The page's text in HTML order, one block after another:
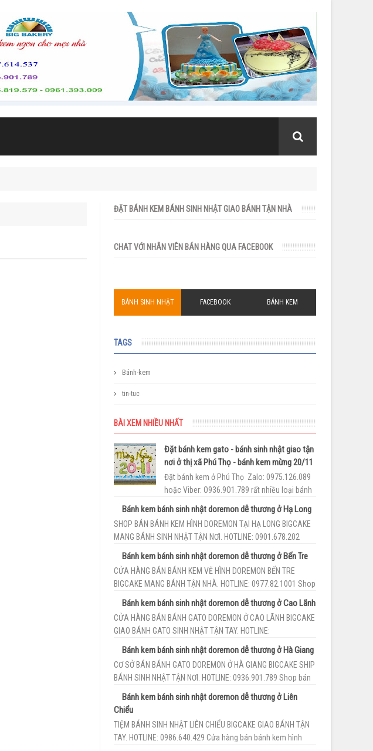
ĐẶT BÁNH KEM BÁNH SINH NHẬT GIAO BÁNH TẬN NHÀ
CHAT VỚI NHÂN VIÊN BÁN HÀNG QUA FACEBOOK
BÁNH SINH NHẬT FACEBOOK BÁNH KEM
TAGS
Bánh-kem
tin-tuc
BÀI XEM NHIỀU NHẤT
Đặt bánh kem gato - bánh sinh nhật giao tận
nơi ở thị xã Phú Thọ - bánh kem mừng 20/11
Đặt bánh kem ở Phú Thọ Zalo: 0975.126.089
hoặc Viber: O936.9O1.789 rất nhiều loại bánh
sinh nhật ngộ nghĩnh để bạn có thể làm cho
Bánh kem bánh sinh nhật doremon dễ thương ở Hạ Long
SHOP BÁN BÁNH KEM HÌNH DOREMON TẠI HẠ LONG BIGCAKE
MANG BÁNH SINH NHẬT TẬN NƠI. HOTLINE: 0901.678.202
Bánh kem bánh sinh nhật doremon dễ thương ở Bến Tre
CỬA HÀNG BÁN BÁNH KEM VẼ HÌNH DOREMON BẾN TRE
BIGCAKE MANG BÁNH TẬN NHÀ. HOTLINE: 0977.82.1001 Shop
Bánh kem bánh sinh nhật doremon dễ thương ở Cao Lãnh
CỬA HÀNG BÁN BÁNH GATO DOREMON Ở CAO LÃNH BIGCAKE
GIAO BÁNH GATO SINH NHẬT TẬN TAY. HOTLINE:
091.99.18.123 Shop bán bánh sinh nhật hình...
Bánh kem bánh sinh nhật doremon dễ thương ở Hà Giang
CƠ SỞ BÁN BÁNH GATO DOREMON Ở HÀ GIANG BIGCAKE SHIP
BÁNH SINH NHẬT TẬN NƠI. HOTLINE: 0936.901.789 Shop bán
Bánh kem bánh sinh nhật doremon dễ thương ở Liên
Chiểu
TIỆM BÁNH SINH NHẬT LIÊN CHIỂU BIGCAKE GIAO BÁNH TẬN
TAY. HOTLINE: 0986.640.429 Cửa hàng bán bánh kem hình